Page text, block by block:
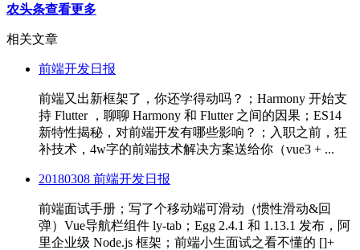
农头条查看更多
相关文章
前端开发日报
前端又出新框架了，你还学得动吗？；Harmony 开始支
持 Flutter ，聊聊 Harmony 和 Flutter 之间的因果；ES14
新特性揭秘，对前端开发有哪些影响？；入职之前，狂
补技术，4w字的前端技术解决方案送给你（vue3 + ...
20180308 前端开发日报
前端面试手册；写了个移动端可滑动（惯性滑动&回
弹）Vue导航栏组件 ly-tab；Egg 2.4.1 和 1.13.1 发布，阿
里企业级 Node.js 框架；前端小生面试之看不懂的 []+